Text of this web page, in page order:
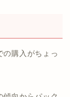
の購入がちょっ